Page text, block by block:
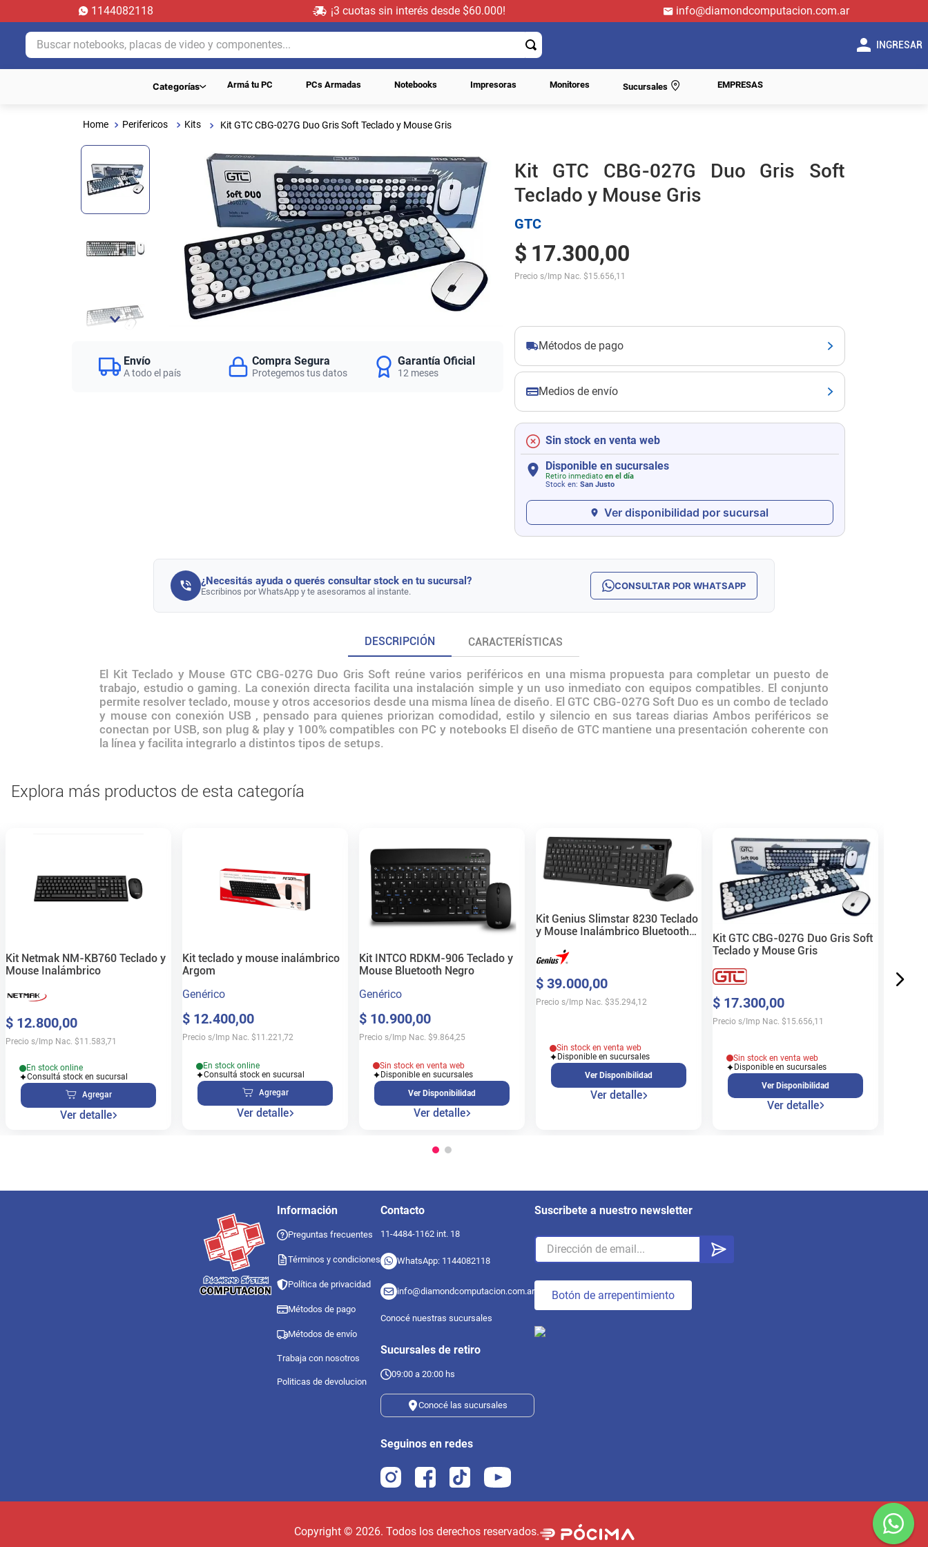
1144082118 ¡3 cuotas sin interés desde $60.000!
info@diamondcomputacion.com.ar
Buscar notebooks, placas de video y componentes...
INGRESAR
Categorías Armá tu PC PCs Armadas Notebooks Impresoras Monitores Sucursales EMPRESAS
Perifericos Kits Kit GTC CBG-027G Duo Gris Soft Teclado y Mouse Gris
Envío
A todo el país
Compra Segura
Protegemos tus datos
Garantía Oficial
12 meses
Kit GTC CBG-027G Duo Gris Soft
Teclado y Mouse Gris
GTC
$ 17.300,00
Precio s/Imp Nac. $15.656,11
Métodos de pago
Medios de envío
Sin stock en venta web
Disponible en sucursales
Retiro inmediato en el día
Stock en: San Justo
Ver disponibilidad por sucursal
¿Necesitás ayuda o querés consultar stock en tu sucursal?
Escribinos por WhatsApp y te asesoramos al instante. CONSULTAR POR WHATSAPP
DESCRIPCIÓN CARACTERÍSTICAS
El Kit Teclado y Mouse GTC CBG-027G Duo Gris Soft reúne varios periféricos en una misma propuesta para completar un puesto de
trabajo, estudio o gaming. La conexión directa facilita una instalación simple y un uso inmediato con equipos compatibles. El conjunto
permite resolver teclado, mouse y otros accesorios desde una misma línea de diseño. El GTC CBG-027G Soft Duo es un combo de teclado
y mouse con conexión USB , pensado para quienes priorizan comodidad, estilo y silencio en sus tareas diarias Ambos periféricos se
conectan por USB, son plug & play y 100% compatibles con PC y notebooks El diseño de GTC mantiene una presentación coherente con
la línea y facilita integrarlo a distintos tipos de setups.
Explora más productos de esta categoría
Kit Netmak NM-KB760 Teclado y
Mouse Inalámbrico
$ 12.800,00
Precio s/Imp Nac. $11.583,71
En stock online
Consultá stock en sucursal
Agregar
Ver detalle
Kit teclado y mouse inalámbrico
Argom
Genérico
$ 12.400,00
Precio s/Imp Nac. $11.221,72
En stock online
Consultá stock en sucursal
Agregar
Ver detalle
Kit INTCO RDKM-906 Teclado y
Mouse Bluetooth Negro
Genérico
$ 10.900,00
Precio s/Imp Nac. $9.864,25
Sin stock en venta web
Disponible en sucursales
Ver Disponibilidad
Ver detalle
Kit Genius Slimstar 8230 Teclado
y Mouse Inalámbrico Bluetooth
$ 39.000,00
Precio s/Imp Nac. $35.294,12
Sin stock en venta web
Disponible en sucursales
Ver Disponibilidad
Ver detalle
Kit GTC CBG-027G Duo Gris Soft
Teclado y Mouse Gris
$ 17.300,00
Precio s/Imp Nac. $15.656,11
Sin stock en venta web
Disponible en sucursales
Ver Disponibilidad
Ver detalle
Información
Preguntas frecuentes
Términos y condiciones
Política de privacidad
Métodos de pago
Métodos de envío
Trabaja con nosotros
Politicas de devolucion
Contacto
11-4484-1162 int. 18
WhatsApp: 1144082118
info@diamondcomputacion.com.ar
Conocé nuestras sucursales
Sucursales de retiro
09:00 a 20:00 hs
Conocé las sucursales
Seguinos en redes
Suscribete a nuestro newsletter
Botón de arrepentimiento
Copyright © 2026. Todos los derechos reservados.